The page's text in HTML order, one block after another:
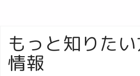
もっと知りた
情報